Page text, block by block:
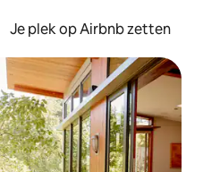
Je plek op Airbnb zetten